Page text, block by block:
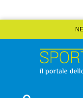
to
Sport&Impianti